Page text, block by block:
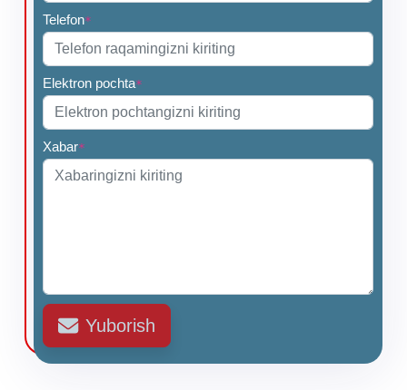
Telefon*
Elektron pochta*
Xabar*
Yuborish